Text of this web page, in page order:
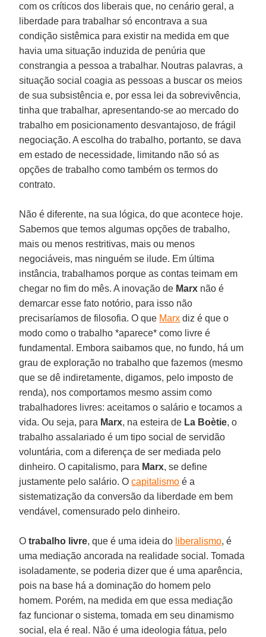
com os críticos dos liberais que, no cenário geral, a
liberdade para trabalhar só encontrava a sua
condição sistêmica para existir na medida em que
havia uma situação induzida de penúria que
constrangia a pessoa a trabalhar. Noutras palavras, a
situação social coagia as pessoas a buscar os meios
de sua subsistência e, por essa lei da sobrevivência,
tinha que trabalhar, apresentando-se ao mercado do
trabalho em posicionamento desvantajoso, de frágil
negociação. A escolha do trabalho, portanto, se dava
em estado de necessidade, limitando não só as
opções de trabalho como também os termos do
contrato.
Não é diferente, na sua lógica, do que acontece hoje.
Sabemos que temos algumas opções de trabalho,
mais ou menos restritivas, mais ou menos
negociáveis, mas ninguém se ilude. Em última
instância, trabalhamos porque as contas teimam em
chegar no fim do mês. A inovação de Marx não é
demarcar esse fato notório, para isso não
precisaríamos de filosofia. O que Marx diz é que o
modo como o trabalho *aparece* como livre é
fundamental. Embora saibamos que, no fundo, há um
grau de exploração no trabalho que fazemos (mesmo
que se dê indiretamente, digamos, pelo imposto de
renda), nos comportamos mesmo assim como
trabalhadores livres: aceitamos o salário e tocamos a
vida. Ou seja, para Marx, na esteira de La Boètie, o
trabalho assalariado é um tipo social de servidão
voluntária, com a diferença de ser mediada pelo
dinheiro. O capitalismo, para Marx, se define
justamente pelo salário. Ocapitalismo é a
sistematização da conversão da liberdade em bem
vendável, comensurado pelo dinheiro.
Otrabalho livre, que é uma ideia do liberalismo, é
uma mediação ancorada na realidade social. Tomada
isoladamente, se poderia dizer que é uma aparência,
pois na base há a dominação do homem pelo
homem. Porém, na medida em que essa mediação
faz funcionar o sistema, tomada em seu dinamismo
social, ela é real. Não é uma ideologia fátua, pelo